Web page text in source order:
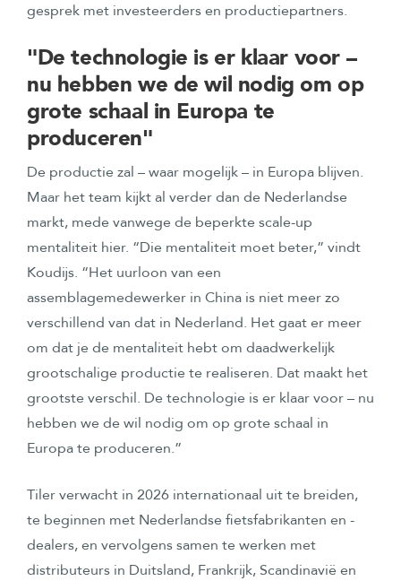
gesprek met investeerders en productiepartners.
"De technologie is er klaar voor –
nu hebben we de wil nodig om op
grote schaal in Europa te
produceren"
De productie zal – waar mogelijk – in Europa blijven.
Maar het team kijkt al verder dan de Nederlandse
markt, mede vanwege de beperkte scale-up
mentaliteit hier. “Die mentaliteit moet beter,” vindt
Koudijs. “Het uurloon van een
assemblagemedewerker in China is niet meer zo
verschillend van dat in Nederland. Het gaat er meer
om dat je de mentaliteit hebt om daadwerkelijk
grootschalige productie te realiseren. Dat maakt het
grootste verschil. De technologie is er klaar voor – nu
hebben we de wil nodig om op grote schaal in
Europa te produceren.”
Tiler verwacht in 2026 internationaal uit te breiden,
te beginnen met Nederlandse fietsfabrikanten en -
dealers, en vervolgens samen te werken met
distributeurs in Duitsland, Frankrijk, Scandinavië en